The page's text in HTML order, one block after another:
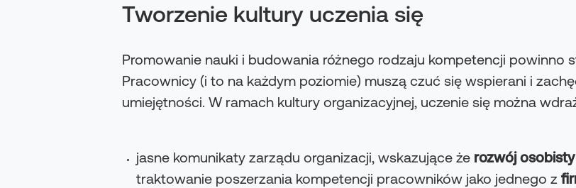
Tworzenie kultury uczenia się
Promowanie nauki i budowania różnego rodzaju kompetencji powinno
Pracownicy (i to na każdym poziomie) muszą czuć się wspierani i
umiejętności. W ramach kultury organizacyjnej, uczenie się można
jasne komunikaty zarządu organizacji, wskazujące że rozwój
traktowanie poszerzania kompetencji pracowników jako jednego z